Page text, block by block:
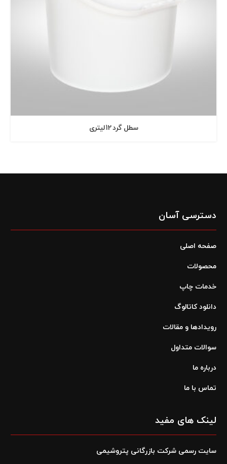
سطل گرد 12 ليتری
دسترسی آسان
صفحه اصلی
محصولات
خدمات چاپ
دانلود کاتالوگ
رویدادها و مقالات
سوالات متداول
درباره ما
تماس با ما
لینک های مفید
سایت رسمی شرکت بازرگانی پتروشیمی